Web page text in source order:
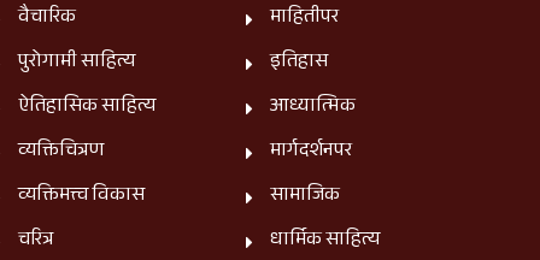
वैचारिक
पुरोगामी साहित्य
ऐतिहासिक साहित्य
व्यक्तिचित्रण
व्यक्तिमत्त्व विकास
चरित्र
माहितीपर
इतिहास
आध्यात्मिक
मार्गदर्शनपर
सामाजिक
धार्मिक साहित्य